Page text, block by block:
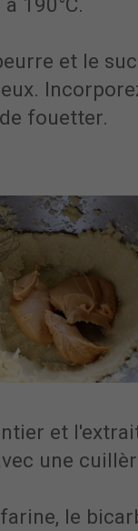
et le
fouetter.
et
une
le